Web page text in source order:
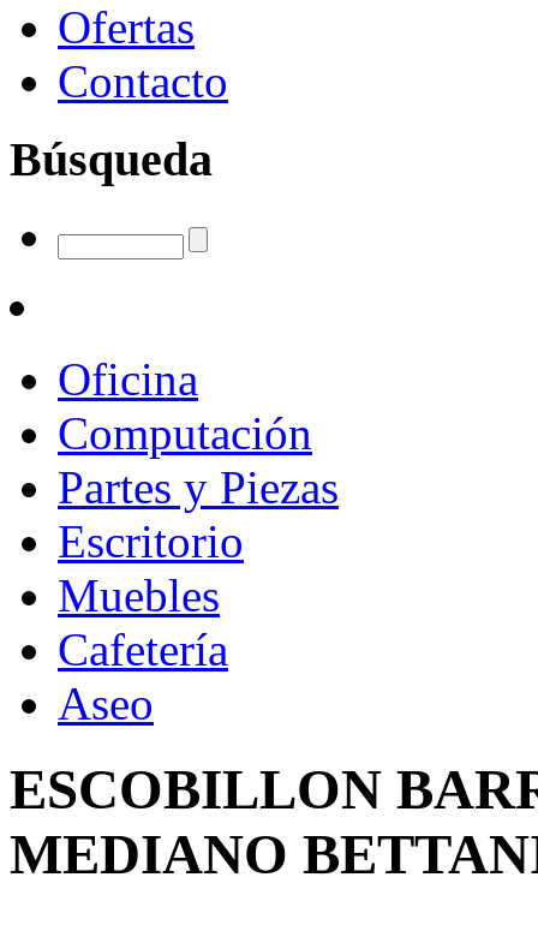
Ofertas
Contacto
Búsqueda
Oficina
Computación
Partes y Piezas
Escritorio
Muebles
Cafetería
Aseo
ESCOBILLON
MEDIANO